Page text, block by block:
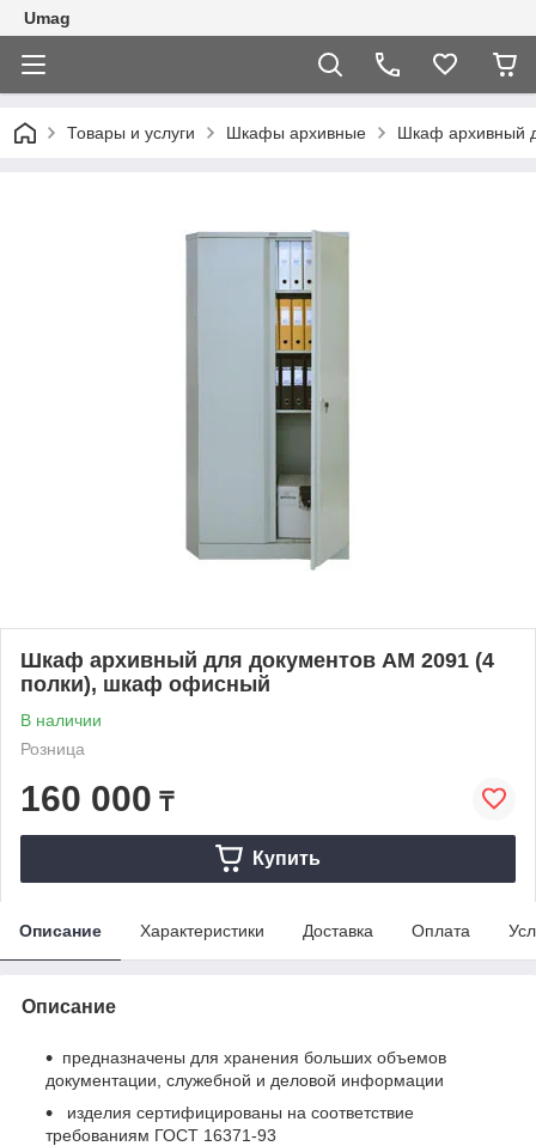
Umag
Товары и услуги Шкафы архивные Шкаф архивный
Шкаф архивный для документов AM 2091 (4
полки), шкаф офисный
В наличии
Розница
160 000 ₸
Купить
Описание Характеристики Доставка Оплата
Описание
предназначены для хранения больших объемов
документации, служебной и деловой информации
изделия сертифицированы на соответствие
требованиям ГОСТ 16371-93